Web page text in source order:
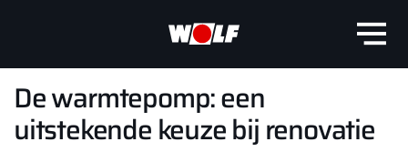
De warmtepomp: een
uitstekende keuze bij renovatie